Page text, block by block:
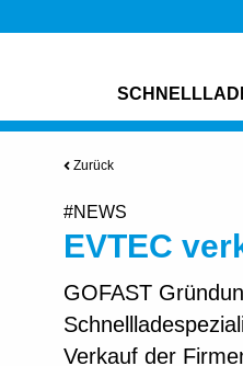
Zurück
#NEWS
EVTEC
GOFAST
Verkauf der